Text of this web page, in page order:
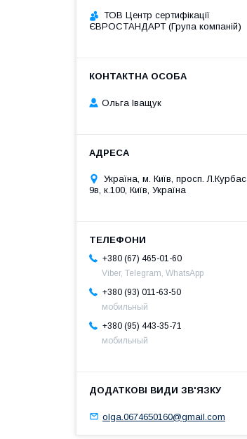
ТОВ Центр сертифікації
ЄВРОСТАНДАРТ (Група компаній)
Ольга Іващук
Україна, м. Київ, просп.
9в, к.100, Київ, Україна
+380 (67) 465-01-60
Viber, Telegram, WhatsApp
+380 (93) 011-63-50
мобильный
+380 (95) 443-35-71
мобильный
olga.0674650160@gmail.com